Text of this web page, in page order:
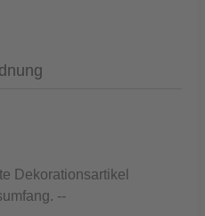
Dekorationsartikel
--